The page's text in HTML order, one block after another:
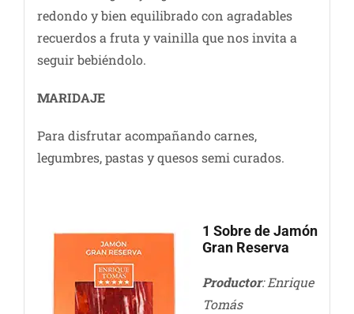
redondo y bien equilibrado con agradables
recuerdos a fruta y vainilla que nos invita a
seguir bebiéndolo.
MARIDAJE
Para disfrutar acompañando carnes,
legumbres, pastas y quesos semi curados.
1 Sobre de Jamón
Gran Reserva
Productor: Enrique
Tomás